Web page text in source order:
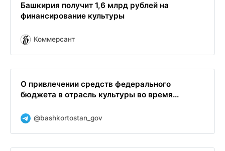
Башкирия получит 1,6 млрд рублей на
финансирование культуры
Коммерсант
О привлечении средств федерального
бюджета в отрасль культуры во время...
@bashkortostan_gov